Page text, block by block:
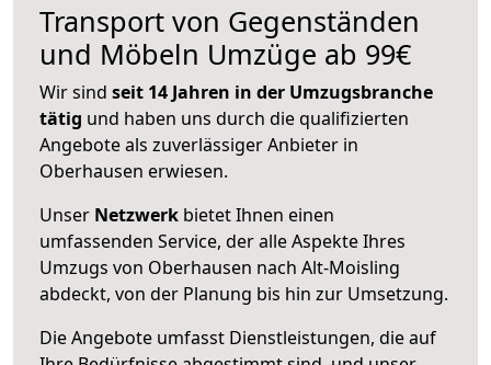
Transport von Gegenständen
und Möbeln Umzüge ab 99€
Wir sind seit 14 Jahren in der Umzugsbranche
tätig und haben uns durch die qualifizierten
Angebote als zuverlässiger Anbieter in
Oberhausen erwiesen.
Unser Netzwerk bietet Ihnen einen
umfassenden Service, der alle Aspekte Ihres
Umzugs von Oberhausen nach Alt-Moisling
abdeckt, von der Planung bis hin zur Umsetzung.
Die Angebote umfasst Dienstleistungen, die auf